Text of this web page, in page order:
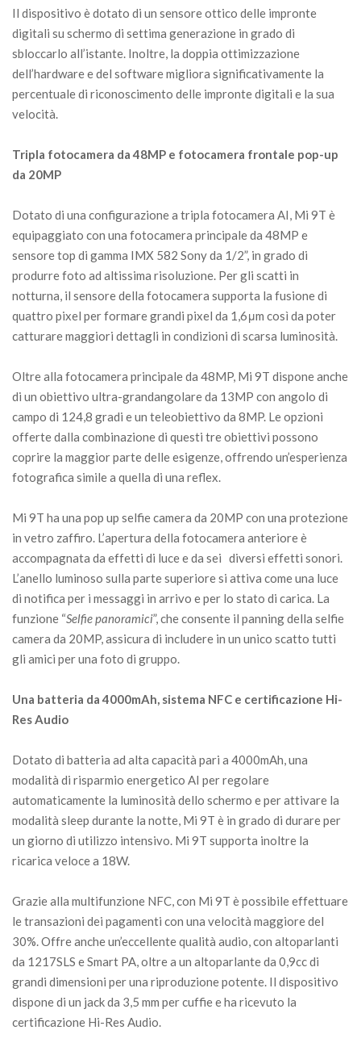
Il dispositivo è dotato di un sensore ottico delle impronte
digitali su schermo di settima generazione in grado di
sbloccarlo all’istante. Inoltre, la doppia ottimizzazione
dell’hardware e del software migliora significativamente la
percentuale di riconoscimento delle impronte digitali e la sua
velocità.
Tripla fotocamera da 48MP e fotocamera frontale pop-up
da 20MP
Dotato di una configurazione a tripla fotocamera AI, Mi 9T è
equipaggiato con una fotocamera principale da 48MP e
sensore top di gamma IMX 582 Sony da 1/2”, in grado di
produrre foto ad altissima risoluzione. Per gli scatti in
notturna, il sensore della fotocamera supporta la fusione di
quattro pixel per formare grandi pixel da 1,6μm così da poter
catturare maggiori dettagli in condizioni di scarsa luminosità.
Oltre alla fotocamera principale da 48MP, Mi 9T dispone anche
di un obiettivo ultra-grandangolare da 13MP con angolo di
campo di 124,8 gradi e un teleobiettivo da 8MP. Le opzioni
offerte dalla combinazione di questi tre obiettivi possono
coprire la maggior parte delle esigenze, offrendo un’esperienza
fotografica simile a quella di una reflex.
Mi 9T ha una pop up selfie camera da 20MP con una protezione
in vetro zaffiro. L’apertura della fotocamera anteriore è
accompagnata da effetti di luce e da sei diversi effetti sonori.
L’anello luminoso sulla parte superiore si attiva come una luce
di notifica per i messaggi in arrivo e per lo stato di carica. La
funzione “Selfie panoramici”, che consente il panning della selfie
camera da 20MP, assicura di includere in un unico scatto tutti
gli amici per una foto di gruppo.
Una batteria da 4000mAh, sistema NFC e certificazione Hi-
Res Audio
Dotato di batteria ad alta capacità pari a 4000mAh, una
modalità di risparmio energetico AI per regolare
automaticamente la luminosità dello schermo e per attivare la
modalità sleep durante la notte, Mi 9T è in grado di durare per
un giorno di utilizzo intensivo. Mi 9T supporta inoltre la
ricarica veloce a 18W.
Grazie alla multifunzione NFC, con Mi 9T è possibile effettuare
le transazioni dei pagamenti con una velocità maggiore del
30%. Offre anche un’eccellente qualità audio, con altoparlanti
da 1217SLS e Smart PA, oltre a un altoparlante da 0,9cc di
grandi dimensioni per una riproduzione potente. Il dispositivo
dispone di un jack da 3,5 mm per cuffie e ha ricevuto la
certificazione Hi-Res Audio.